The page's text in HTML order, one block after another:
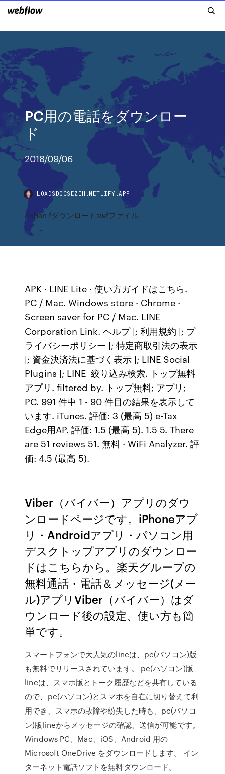
PC用の電話をダウンロー
ド
2018/09/06
LOADSDOCSEZIH.NETLIFY.APP
4chan fダウンロードswfファイル
APK · LINE Lite · 使い方ガイドはこちら.
PC / Mac. Windows store · Chrome ·
Screen saver for PC / Mac. LINE
Corporation Link. ヘルプ |; 利用規約 |; プ
ライバシーポリシー |; 特定商取引法の表示
|; 資金決済法に基づく表示 |; LINE Social
Plugins |; LINE 絞り込み検索. トップ無料
アプリ. filtered by. トップ無料; アプリ;
PC. 991 件中 1 - 90 件目の結果を表示して
います. iTunes. 評価: 3 (最高 5) e-Tax
Edge用AP. 評価: 1.5 (最高 5). 1.5 5. There
are 51 reviews 51. 無料 · WiFi Analyzer. 評
価: 4.5 (最高 5).
Viber（バイバー）アプリのダウ
ンロードページです。iPhoneアプ
リ・Androidアプリ・パソコン用
デスクトップアプリのダウンロー
ドはこちらから。楽天グループの
無料通話・電話＆メッセージ(メー
ル)アプリViber（バイバー）はダ
ウンロード後の設定、使い方も簡
単です。
スマートフォンで大人気のlineは、pc(パソコン)版
も無料でリリースされています。 pc(パソコン)版
lineは、スマホ版とトーク履歴などを共有している
ので、pc(パソコン)とスマホを自在に切り替えて利
用でき、スマホの故障や紛失した時も、pc(パソコ
ン)版lineからメッセージの確認、送信が可能です。
Windows PC、Mac、iOS、Android 用の
Microsoft OneDrive をダウンロードします。 イン
ターネット電話ソフトを無料ダウンロード。